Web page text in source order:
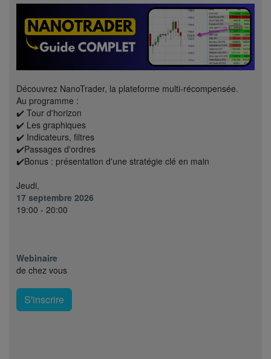
Découvrez NanoTrader, la plateforme multi-récompensée.
Au programme :
✔️ Tour d'horizon
✔️ Les graphiques
✔️ Indicateurs, filtres
✔️Passages d'ordres
✔️Bonus : présentation d'une stratégie clé en main
Jeudi,
17 septembre 2026
19:00 - 20:00
Webinaire
de chez vous
S'inscrire